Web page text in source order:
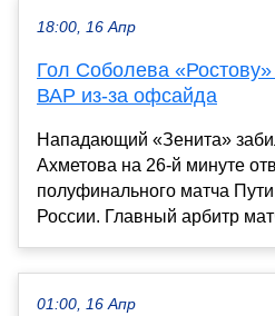
18:00, 16 Апр
Гол Соболева
ВАР из-за офсайда
Нападающий «Зенита»
Ахметова на 26-й минуте
полуфинального матча
России. Главный арбитр
01:00, 16 Апр